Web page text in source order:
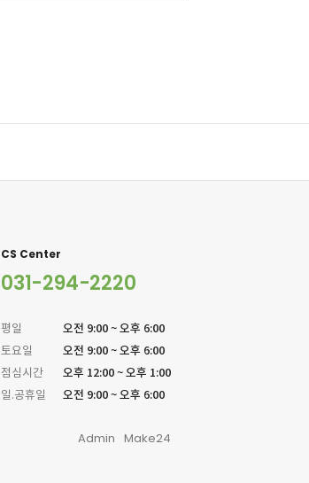
CS Center
031-294-2220
평일 오전 9:00 ~ 오후 6:00
토요일 오전 9:00 ~ 오후 6:00
점심시간 오후 12:00 ~ 오후 1:00
일.공휴일 오전 9:00 ~ 오후 6:00
Admin Make24